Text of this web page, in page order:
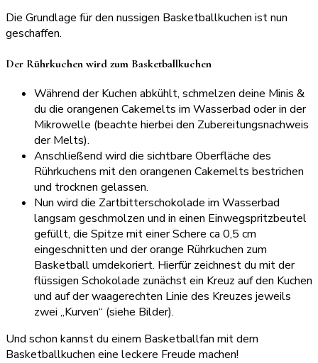
Die Grundlage für den nussigen Basketballkuchen ist nun
geschaffen.
Der Rührkuchen wird zum Basketballkuchen
Während der Kuchen abkühlt, schmelzen deine Minis &
du die orangenen Cakemelts im Wasserbad oder in der
Mikrowelle (beachte hierbei den Zubereitungsnachweis
der Melts).
Anschließend wird die sichtbare Oberfläche des
Rührkuchens mit den orangenen Cakemelts bestrichen
und trocknen gelassen.
Nun wird die Zartbitterschokolade im Wasserbad
langsam geschmolzen und in einen Einwegspritzbeutel
gefüllt, die Spitze mit einer Schere ca 0,5 cm
eingeschnitten und der orange Rührkuchen zum
Basketball umdekoriert. Hierfür zeichnest du mit der
flüssigen Schokolade zunächst ein Kreuz auf den Kuchen
und auf der waagerechten Linie des Kreuzes jeweils
zwei „Kurven“ (siehe Bilder).
Und schon kannst du einem Basketballfan mit dem
Basketballkuchen eine leckere Freude machen!